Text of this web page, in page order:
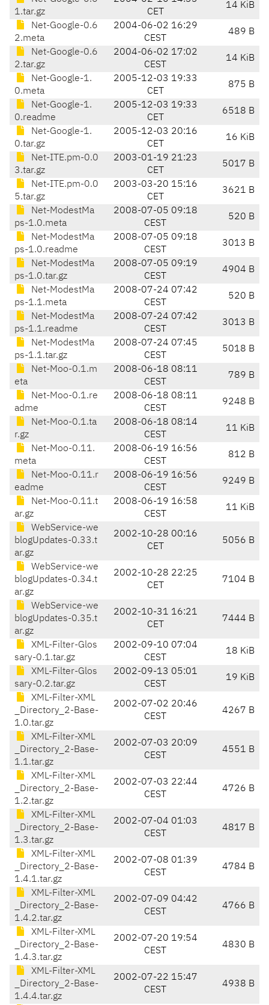
1.tar.gz
CET
14 KiB
Net-Google-0.6
2.meta
2004-06-02 16:29
CEST
489 B
Net-Google-0.6
2.tar.gz
2004-06-02 17:02
CEST
14 KiB
Net-Google-1.
0.meta
2005-12-03 19:33
CET
875 B
Net-Google-1.
0.readme
2005-12-03 19:33
CET
6518 B
Net-Google-1.
0.tar.gz
2005-12-03 20:16
CET
16 KiB
Net-ITE.pm-0.0
3.tar.gz
2003-01-19 21:23
CET
5017 B
Net-ITE.pm-0.0
5.tar.gz
2003-03-20 15:16
CET
3621 B
Net-ModestMa
ps-1.0.meta
2008-07-05 09:18
CEST
520 B
Net-ModestMa
ps-1.0.readme
2008-07-05 09:18
CEST
3013 B
Net-ModestMa
ps-1.0.tar.gz
2008-07-05 09:19
CEST
4904 B
Net-ModestMa
ps-1.1.meta
2008-07-24 07:42
CEST
520 B
Net-ModestMa
ps-1.1.readme
2008-07-24 07:42
CEST
3013 B
Net-ModestMa
ps-1.1.tar.gz
2008-07-24 07:45
CEST
5018 B
Net-Moo-0.1.m
eta
2008-06-18 08:11
CEST
789 B
Net-Moo-0.1.re
adme
2008-06-18 08:11
CEST
9248 B
Net-Moo-0.1.ta
r.gz
2008-06-18 08:14
CEST
11 KiB
Net-Moo-0.11.
meta
2008-06-19 16:56
CEST
812 B
Net-Moo-0.11.r
eadme
2008-06-19 16:56
CEST
9249 B
Net-Moo-0.11.t
ar.gz
2008-06-19 16:58
CEST
11 KiB
WebService-we
blogUpdates-0.33.t
ar.gz
2002-10-28 00:16
CET
5056 B
WebService-we
blogUpdates-0.34.t
ar.gz
2002-10-28 22:25
CET
7104 B
WebService-we
blogUpdates-0.35.t
ar.gz
2002-10-31 16:21
CET
7444 B
XML-Filter-Glos
sary-0.1.tar.gz
2002-09-10 07:04
CEST
18 KiB
XML-Filter-Glos
sary-0.2.tar.gz
2002-09-13 05:01
CEST
19 KiB
XML-Filter-XML
_Directory_2-Base-
1.0.tar.gz
2002-07-02 20:46
CEST
4267 B
XML-Filter-XML
_Directory_2-Base-
1.1.tar.gz
2002-07-03 20:09
CEST
4551 B
XML-Filter-XML
_Directory_2-Base-
1.2.tar.gz
2002-07-03 22:44
CEST
4726 B
XML-Filter-XML
_Directory_2-Base-
1.3.tar.gz
2002-07-04 01:03
CEST
4817 B
XML-Filter-XML
_Directory_2-Base-
1.4.1.tar.gz
2002-07-08 01:39
CEST
4784 B
XML-Filter-XML
_Directory_2-Base-
1.4.2.tar.gz
2002-07-09 04:42
CEST
4766 B
XML-Filter-XML
_Directory_2-Base-
1.4.3.tar.gz
2002-07-20 19:54
CEST
4830 B
XML-Filter-XML
_Directory_2-Base-
1.4.4.tar.gz
2002-07-22 15:47
CEST
4938 B